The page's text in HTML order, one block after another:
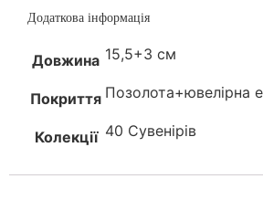
Додаткова інформація
Довжина 15,5+3 см
Покриття Позолота+ювелірна
Колекції 40 Сувенірів